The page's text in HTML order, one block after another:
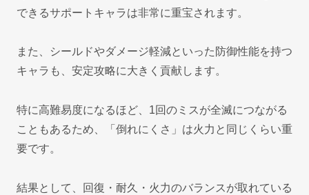
できるサポートキャラは非常に重宝されます。
また、シールドやダメージ軽減といった防御性能を持つ
キャラも、安定攻略に大きく貢献します。
特に高難易度になるほど、1回のミスが全滅につながる
こともあるため、「倒れにくさ」は火力と同じくらい重
要です。
結果として、回復・耐久・火力のバランスが取れている